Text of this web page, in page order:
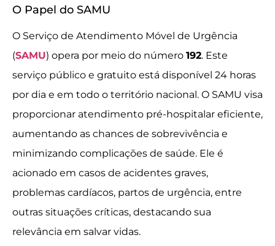
O Papel do SAMU
O Serviço de Atendimento Móvel de Urgência
(SAMU) opera por meio do número 192. Este
serviço público e gratuito está disponível 24 horas
por dia e em todo o território nacional. O SAMU visa
proporcionar atendimento pré-hospitalar eficiente,
aumentando as chances de sobrevivência e
minimizando complicações de saúde. Ele é
acionado em casos de acidentes graves,
problemas cardíacos, partos de urgência, entre
outras situações críticas, destacando sua
relevância em salvar vidas.